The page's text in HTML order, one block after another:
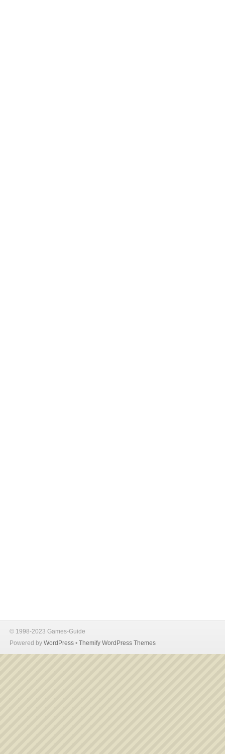
© 1998-2023 Games-Guide
Powered by WordPress • Themify WordPress Themes